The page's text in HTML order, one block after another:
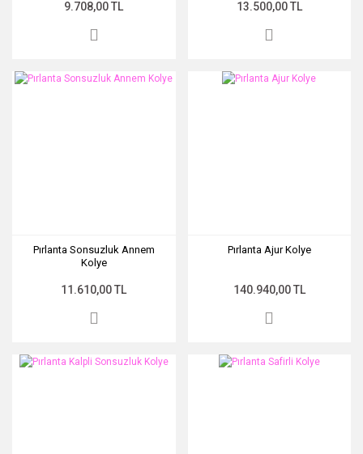
9.708,00 TL 13.500,00 TL
Pırlanta Sonsuzluk Annem
Kolye
11.610,00 TL
Pırlanta Ajur Kolye
140.940,00 TL